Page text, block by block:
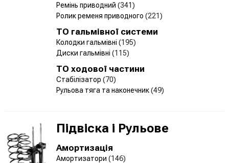
Ремінь приводний (341)
Ролик ременя приводного (221)
ТО гальмівної системи
Колодки гальмівні (195)
Диски гальмівні (115)
ТО ходової частини
Стабілізатор (70)
Рульова тяга та наконечник(49)
Підвіска і Рульове
Амортизація
Амортизатори (146)